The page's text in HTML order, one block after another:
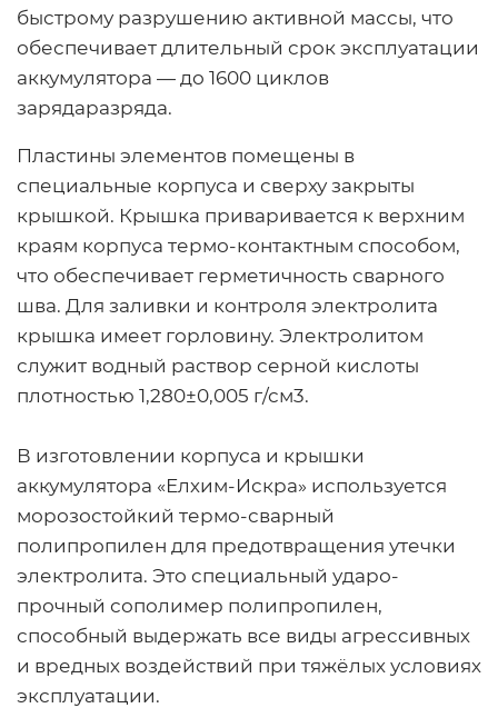
быстрому разрушению активной массы, что
обеспечивает длительный срок эксплуатации
аккумулятора — до 1600 циклов
зарядаразряда.
Пластины элементов помещены в
специальные корпуса и сверху закрыты
крышкой. Крышка приваривается к верхним
краям корпуса термо-контактным способом,
что обеспечивает герметичность сварного
шва. Для заливки и контроля электролита
крышка имеет горловину. Электролитом
служит водный раствор серной кислоты
плотностью 1,280±0,005 г/см3.
В изготовлении корпуса и крышки
аккумулятора «Елхим-Искра» используется
морозостойкий термо-сварный
полипропилен для предотвращения утечки
электролита. Это специальный ударо-
прочный сополимер полипропилен,
способный выдержать все виды агрессивных
и вредных воздействий при тяжёлых условиях
эксплуатации.